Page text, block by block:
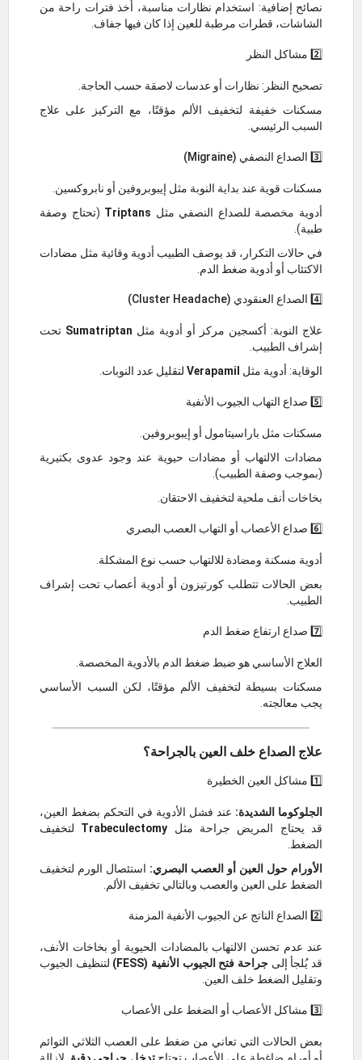
نصائح إضافية: استخدام نظارات مناسبة، أخذ فترات راحة من
الشاشات، قطرات مرطبة للعين إذا كان فيها جفاف.
2️⃣ مشاكل النظر
تصحيح النظر: نظارات أو عدسات لاصقة حسب الحاجة.
مسكنات خفيفة لتخفيف الألم مؤقتًا، مع التركيز على علاج
السبب الرئيسي.
3️⃣ الصداع النصفي (Migraine)
مسكنات قوية عند بداية النوبة مثل إيبوبروفين أو نابروكسين.
أدوية مخصصة للصداع النصفي مثل Triptans (تحتاج وصفة
طبية).
في حالات التكرار، قد يوصف الطبيب أدوية وقائية مثل مضادات
الاكتئاب أو أدوية ضغط الدم.
4️⃣ الصداع العنقودي (Cluster Headache)
علاج النوبة: أكسجين مركز أو أدوية مثل Sumatriptan تحت
إشراف الطبيب.
الوقاية: أدوية مثل Verapamil لتقليل عدد النوبات.
5️⃣ صداع التهاب الجيوب الأنفية
مسكنات مثل باراسيتامول أو إيبوبروفين.
مضادات الالتهاب أو مضادات حيوية عند وجود عدوى بكتيرية
(بموجب وصفة الطبيب).
بخاخات أنف ملحية لتخفيف الاحتقان.
6️⃣ صداع الأعصاب أو التهاب العصب البصري
أدوية مسكنة ومضادة للالتهاب حسب نوع المشكلة.
بعض الحالات تتطلب كورتيزون أو أدوية أعصاب تحت إشراف
الطبيب.
7️⃣ صداع ارتفاع ضغط الدم
العلاج الأساسي هو ضبط ضغط الدم بالأدوية المخصصة.
مسكنات بسيطة لتخفيف الألم مؤقتًا، لكن السبب الأساسي
يجب معالجته.
علاج الصداع خلف العين بالجراحة؟
1️⃣ مشاكل العين الخطيرة
الجلوكوما الشديدة: عند فشل الأدوية في التحكم بضغط العين،
قد يحتاج المريض جراحة مثل Trabeculectomy لتخفيف
الضغط.
الأورام حول العين أو العصب البصري: استئصال الورم لتخفيف
الضغط على العين والعصب وبالتالي تخفيف الألم.
2️⃣ الصداع الناتج عن الجيوب الأنفية المزمنة
عند عدم تحسن الالتهاب بالمضادات الحيوية أو بخاخات الأنف،
قد يُلجأ إلى جراحة فتح الجيوب الأنفية (FESS)
لتنظيف الجيوب
وتقليل الضغط خلف العين.
3️⃣ مشاكل الأعصاب أو الضغط على الأعصاب
بعض الحالات التي تعاني من ضغط على العصب الثلاثي التوائم